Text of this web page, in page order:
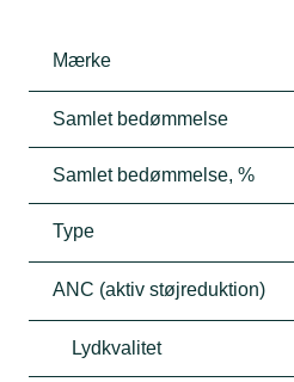
Mærke
Samlet bedømmelse
Samlet bedømmelse, %
Type
ANC (aktiv støjreduktion)
Lydkvalitet